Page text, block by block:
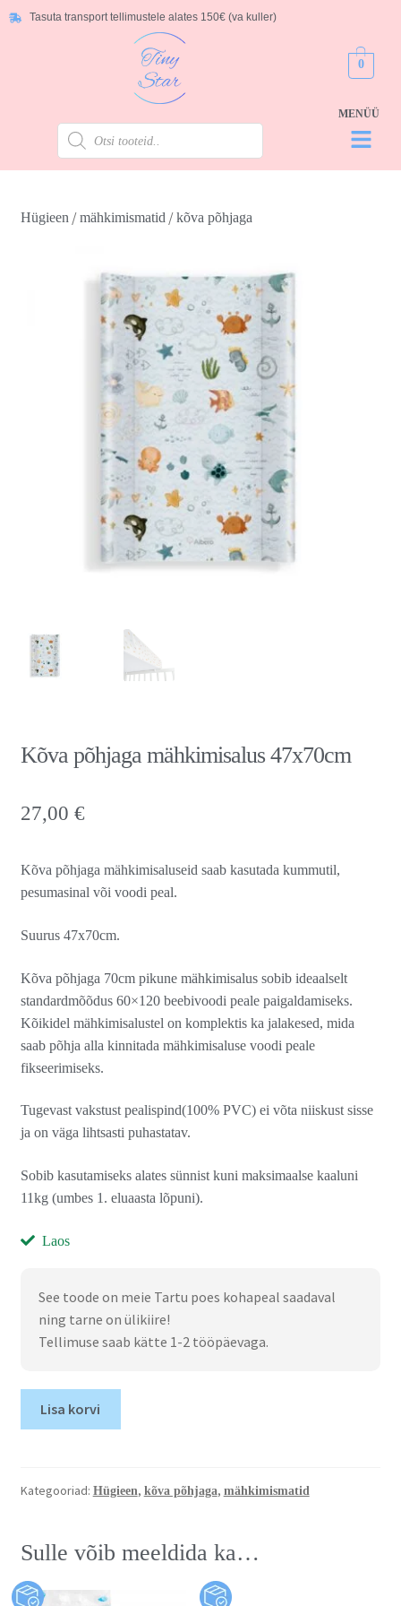
Tasuta transport tellimustele alates 150€ (va kuller)
0
Hügieen/mähkimismatid/kõva põhjaga
Kõva põhjaga mähkimisalus 47x70cm
27,00 €
Kõva põhjaga mähkimisaluseid saab kasutada kummutil,
pesumasinal või voodi peal.
Suurus 47x70cm.
Kõva põhjaga 70cm pikune mähkimisalus sobib ideaalselt
standardmõõdus 60×120 beebivoodi peale paigaldamiseks.
Kõikidel mähkimisalustel on komplektis ka jalakesed, mida
saab põhja alla kinnitada mähkimisaluse voodi peale
fikseerimiseks.
Tugevast vakstust pealispind(100% PVC) ei võta niiskust sisse
ja on väga lihtsasti puhastatav.
Sobib kasutamiseks alates sünnist kuni maksimaalse kaaluni
11kg (umbes 1. eluaasta lõpuni).
Laos
See toode on meie Tartu poes kohapeal saadaval
ning tarne on ülikiire!
Tellimuse saab kätte 1-2 tööpäevaga.
Lisa korvi
Kategooriad: Hügieen, kõva põhjaga, mähkimismatid
Sulle võib meeldida ka…